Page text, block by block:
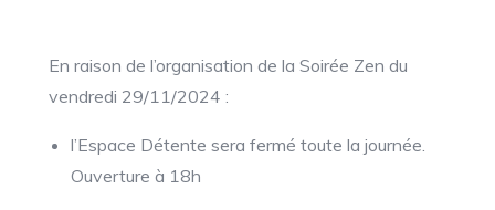
En raison de l’organisation de la Soirée Zen du
vendredi 29/11/2024 :
l’Espace Détente sera fermé toute la journée.
Ouverture à 18h